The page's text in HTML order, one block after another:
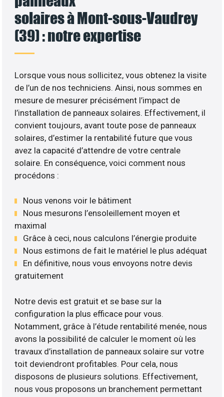
solaires à Mont-sous-Vaudrey
(39) : notre expertise
Lorsque vous nous sollicitez, vous obtenez la visite
de l’un de nos techniciens. Ainsi, nous sommes en
mesure de mesurer précisément l’impact de
l’installation de panneaux solaires. Effectivement, il
convient toujours, avant toute pose de panneaux
solaires, d’estimer la rentabilité future que vous
avez la capacité d’attendre de votre centrale
solaire. En conséquence, voici comment nous
procédons :
Nous venons voir le bâtiment
Nous mesurons l’ensoleillement moyen et
maximal
Grâce à ceci, nous calculons l’énergie produite
Nous estimons de fait le matériel le plus adéquat
En définitive, nous vous envoyons notre devis
gratuitement
Notre devis est gratuit et se base sur la
configuration la plus efficace pour vous.
Notamment, grâce à l’étude rentabilité menée, nous
avons la possibilité de calculer le moment où les
travaux d’installation de panneaux solaire sur votre
toit deviendront profitables. Pour cela, nous
disposons de plusieurs solutions. Effectivement,
nous vous proposons un branchement permettant